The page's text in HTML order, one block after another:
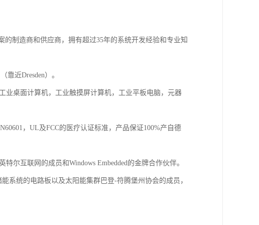
制造商和供应商，拥有超过35年的系统开发经验和专业知
靠近Dresden）。
桌面计算机，工业触摸屏计算机，工业平板电脑，元器
，UL及FCC的医疗认证标准，产品保证100%产自德
互联网的成员和Windows Embedded的金牌合作伙伴。
系统的电路板以及太阳能集群巴登-符腾堡州协会的成员，